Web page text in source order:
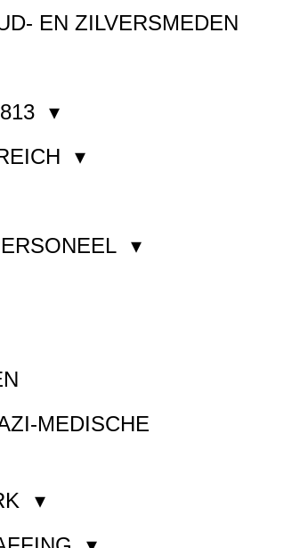
EN ZILVERSMEDEN
MEDISCHE